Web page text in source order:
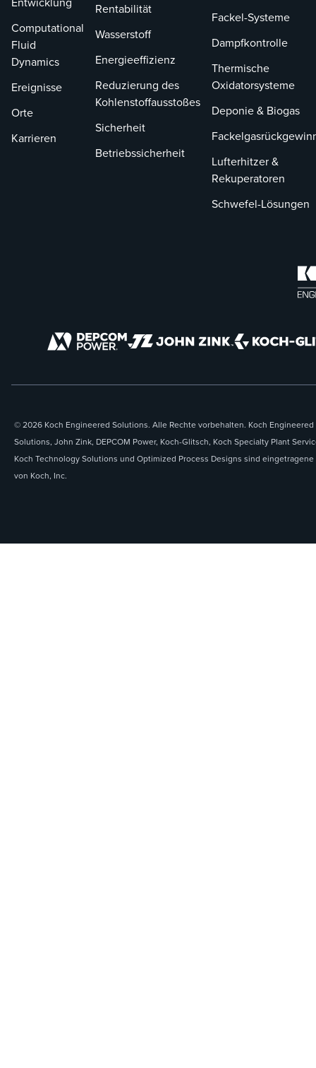
Air Pollutants (HON), die
mehr als 200 Anlagen
betreffen und auf
Substanzen abzielen, die
organisch-chemische
Herstellungsindustrie
(SCOMI) betreffen. Eine der
größten
Herausforderungen bei
geeignet ist.
Computational
Fluid
Dynamics
Ereignisse
Orte
Karrieren
Rentabilität
Wasserstoff
Energieeffizienz
Reduzierung des
Kohlenstoffausstoßes
Sicherheit
Betriebssicherheit
Fackel-Systeme
Dampfkontrolle
Thermische
Oxidatorsysteme
Deponie & Biogas
Lufterhitzer &
Rekuperatoren
Schwefel-Lösungen
© 2026 Koch Engineered Solutions. Alle Rechte vorbehalten. Koch Engineered
Solutions, John Zink, DEPCOM Power, Koch-Glitsch, Koch Specialty Plant
Koch Technology Solutions und Optimized Process Designs sind eingetragene
von Koch, Inc.